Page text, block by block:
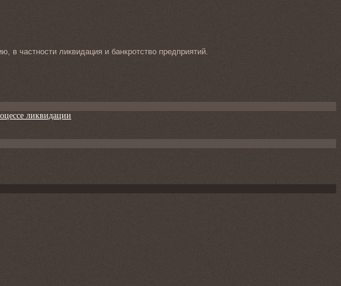
в частности ликвидация и банкротство предприятий.
ликвидации